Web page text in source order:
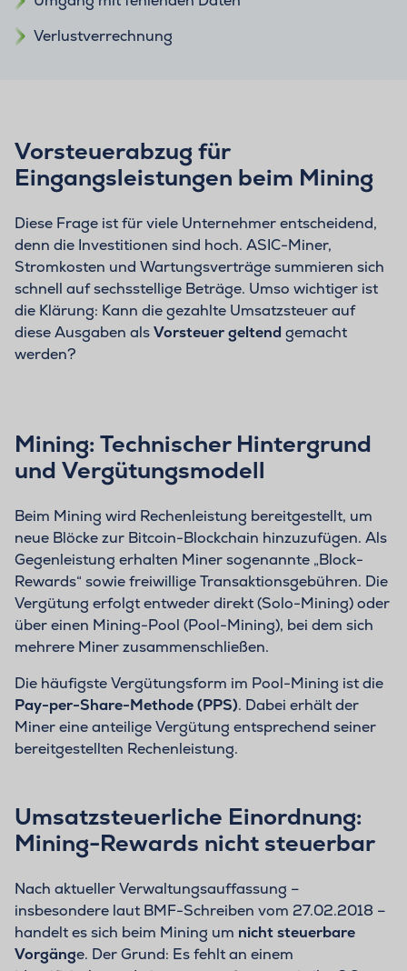
Verlustverrechnung
Vorsteuerabzug für
Eingangsleistungen beim Mining
Diese Frage ist für viele Unternehmer entscheidend,
denn die Investitionen sind hoch. ASIC-Miner,
Stromkosten und Wartungsverträge summieren sich
schnell auf sechsstellige Beträge. Umso wichtiger ist
die Klärung: Kann die gezahlte Umsatzsteuer auf
diese Ausgaben alsVorsteuer geltend gemacht
werden?
Mining: Technischer Hintergrund
und Vergütungsmodell
Beim Mining wird Rechenleistung bereitgestellt, um
neue Blöcke zur Bitcoin-Blockchain hinzuzufügen. Als
Gegenleistung erhalten Miner sogenannte „Block-
Rewards“ sowie freiwillige Transaktionsgebühren. Die
Vergütung erfolgt entweder direkt (Solo-Mining) oder
über einen Mining-Pool (Pool-Mining), bei dem sich
mehrere Miner zusammenschließen.
Die häufigste Vergütungsform im Pool-Mining ist die
Pay-per-Share-Methode (PPS). Dabei erhält der
Miner eine anteilige Vergütung entsprechend seiner
bereitgestellten Rechenleistung.
Umsatzsteuerliche Einordnung:
Mining-Rewards nicht steuerbar
Nach aktueller Verwaltungsauffassung –
insbesondere laut BMF-Schreiben vom 27.02.2018 –
handelt es sich beim Mining um nicht steuerbare
Vorgänge. Der Grund: Es fehlt an einem